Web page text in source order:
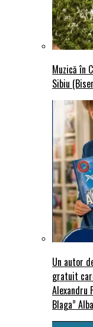
Muzică în
Sibiu
Un autor
gratuit
Alexandru
Blaga” Alba